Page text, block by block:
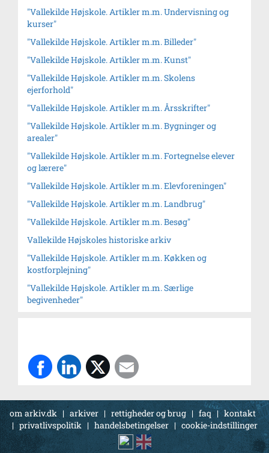
"Vallekilde Højskole. Artikler m.m. Undervisning og
kurser"
"Vallekilde Højskole. Artikler m.m. Billeder"
"Vallekilde Højskole. Artikler m.m. Kunst"
"Vallekilde Højskole. Artikler m.m. Skolens
ejerforhold"
"Vallekilde Højskole. Artikler m.m. Årsskrifter"
"Vallekilde Højskole. Artikler m.m. Bygninger og
arealer"
"Vallekilde Højskole. Artikler m.m. Fortegnelse elever
og lærere"
"Vallekilde Højskole. Artikler m.m. Elevforeningen"
"Vallekilde Højskole. Artikler m.m. Landbrug"
"Vallekilde Højskole. Artikler m.m. Besøg"
Vallekilde Højskoles historiske arkiv
"Vallekilde Højskole. Artikler m.m. Køkken og
kostforplejning"
"Vallekilde Højskole. Artikler m.m. Særlige
begivenheder"
om arkiv.dk | arkiver | rettigheder og brug | faq | kontakt
|privatlivspolitik | handelsbetingelser | cookie-indstillinger